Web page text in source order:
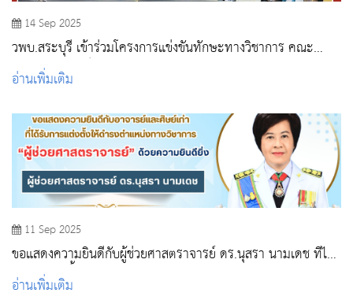
14 Sep 2025
วพบ.สระบุรี เข้าร่วมโครงการแข่งขันทักษะทางวิชาการ คณะ
พยาบาลศาสตร์ สถาบันพระบรมราชชนก
อ่านเพิ่มเติม
11 Sep 2025
ขอแสดงความยินดีกับผู้ช่วยศาสตราจารย์ ดร.นุสรา นามเดช ที่ได้
รับการแต่งตั้งให้ดำรงตำแหน่งทางวิชาการ
อ่านเพิ่มเติม